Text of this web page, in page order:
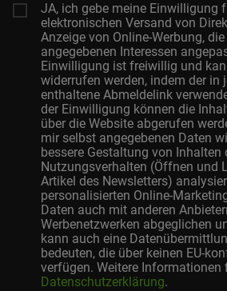
JA, ich gebe meine Einwilligung
elektronischen Versand von
Anzeige von Online-Werbung,
angegebenen Interessen
Einwilligung ist freiwillig und
widerrufen werden, indem der in
enthaltene Abmeldelink
der Einwilligung können die
über die Website abgerufen
mir selbst angegebenen Daten
bessere Gestaltung von Inhalten
Nutzungsverhalten (Öffnen und
Artikel des Newsletters)
personalisierten Online-
Daten auch mit anderen
Werbenetzwerken abgeglichen
kann auch eine
bedeuten, die über keinen EU-
verfügen. Weitere Informationen
Datenschutzerklärung.